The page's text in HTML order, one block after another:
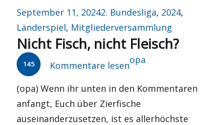
Veröffentlicht
am
September 11, 2024Kategorien
2. Bundesliga, 2024,
Länderspiel, Mitgliederversammlung
Nicht Fisch, nicht Fleisch?
145 Kommentare lesen
Autor
opa
(opa) Wenn ihr unten in den Kommentaren
anfangt, Euch über Zierfische
auseinanderzusetzen, ist es allerhöchste